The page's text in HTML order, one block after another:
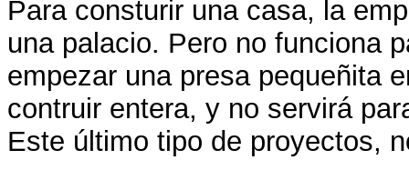
Para consturir una casa, la
una palacio. Pero no funciona
empezar una presa pequeñita
contruir entera, y no servirá
Este último tipo de proyectos,